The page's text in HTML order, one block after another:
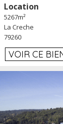
Location
5267m²
La Creche
79260
VOIR CE